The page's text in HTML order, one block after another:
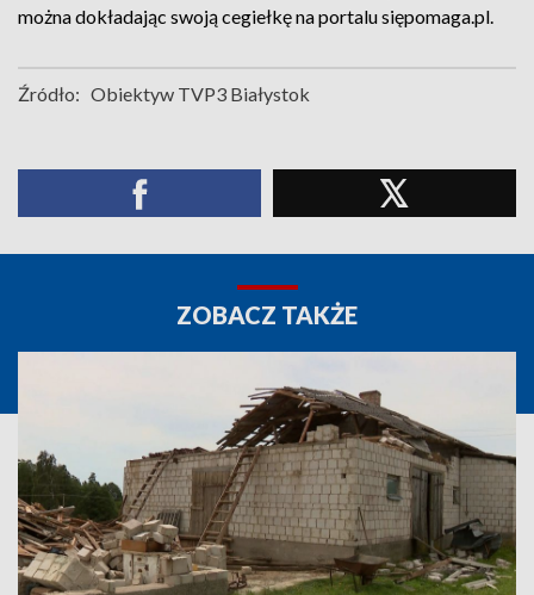
można dokładając swoją cegiełkę na portalu siępomaga.pl.
Źródło: Obiektyw TVP3 Białystok
ZOBACZ TAKŻE